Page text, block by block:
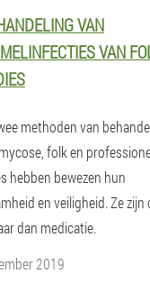
VAN
VAN
methoden van
folk en
hebben bewezen hun
en veiligheid. Ze zijn
dan medicatie.
2019